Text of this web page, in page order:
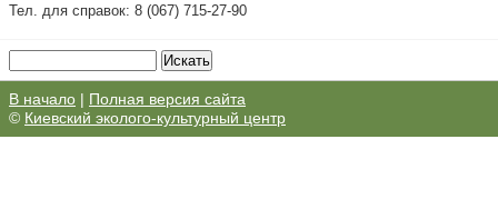
Тел. для справок: 8 (067) 715-27-90
В начало | Полная версия сайта
© Киевский эколого-культурный центр